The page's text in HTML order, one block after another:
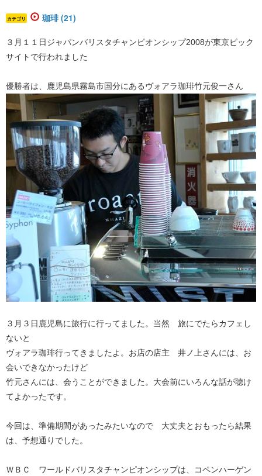
カテゴリ 珈琲 (21)
３月１１日ジャパンバリスタチャンピオンシップ2008が東京ビック
サイトで行われました
優勝者は、鹿児島県霧島市国分にあるヴォアラ珈琲竹元俊一さん
３月３日鹿児島に旅行に行ってました。当然 旅にでたらカフェし
ないと
ヴォアラ珈琲行ってきましたよ。お店の店主 井ノ上さんには、お
会いできなかったけど
竹元さんには、会うことができました。大会前にいろんな話が聴け
てよかったです。
今回は、準備期間があったみたいなので 大丈夫とおもったら結果
は、予想通りでした。
ＷＢＣ ワールドバリスタチャンピオンシップは、コペンハーゲン